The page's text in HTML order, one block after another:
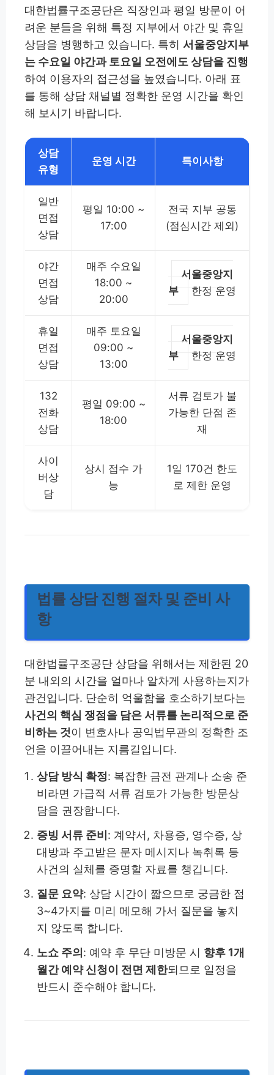
대한법률구조공단은 직장인과 평일 방문이 어
려운 분들을 위해 특정 지부에서 야간 및 휴일
상담을 병행하고 있습니다. 특히 서울중앙지부
는 수요일 야간과 토요일 오전에도 상담을 진행
하여 이용자의 접근성을 높였습니다. 아래 표
를 통해 상담 채널별 정확한 운영 시간을 확인
해 보시기 바랍니다.
상담
유형
운영 시간 특이사항
일반
면접
상담
평일 10:00 ~
17:00
전국 지부 공통
(점심시간 제외)
야간
면접
상담
매주 수요일
18:00 ~
20:00
서울중앙지
부
한정 운영
휴일
면접
상담
매주 토요일
09:00 ~
13:00
서울중앙지
부
한정 운영
132
전화
상담
평일 09:00 ~
18:00
서류 검토가 불
가능한 단점 존
재
사이
버상
담
상시 접수 가
능
1일 170건 한도
로 제한 운영
법률 상담 진행 절차 및 준비 사
항
대한법률구조공단 상담을 위해서는 제한된 20
분 내외의 시간을 얼마나 알차게 사용하는지가
관건입니다. 단순히 억울함을 호소하기보다는
사건의 핵심 쟁점을 담은 서류를 논리적으로 준
비하는 것이 변호사나 공익법무관의 정확한 조
언을 이끌어내는 지름길입니다.
상담 방식 확정: 복잡한 금전 관계나 소송 준
비라면 가급적 서류 검토가 가능한 방문상
담을 권장합니다.
증빙 서류 준비: 계약서, 차용증, 영수증, 상
대방과 주고받은 문자 메시지나 녹취록 등
사건의 실체를 증명할 자료를 챙깁니다.
질문 요약: 상담 시간이 짧으므로 궁금한 점
3~4가지를 미리 메모해 가서 질문을 놓치
지 않도록 합니다.
노쇼 주의: 예약 후 무단 미방문 시 향후 1개
월간 예약 신청이 전면 제한되므로 일정을
반드시 준수해야 합니다.